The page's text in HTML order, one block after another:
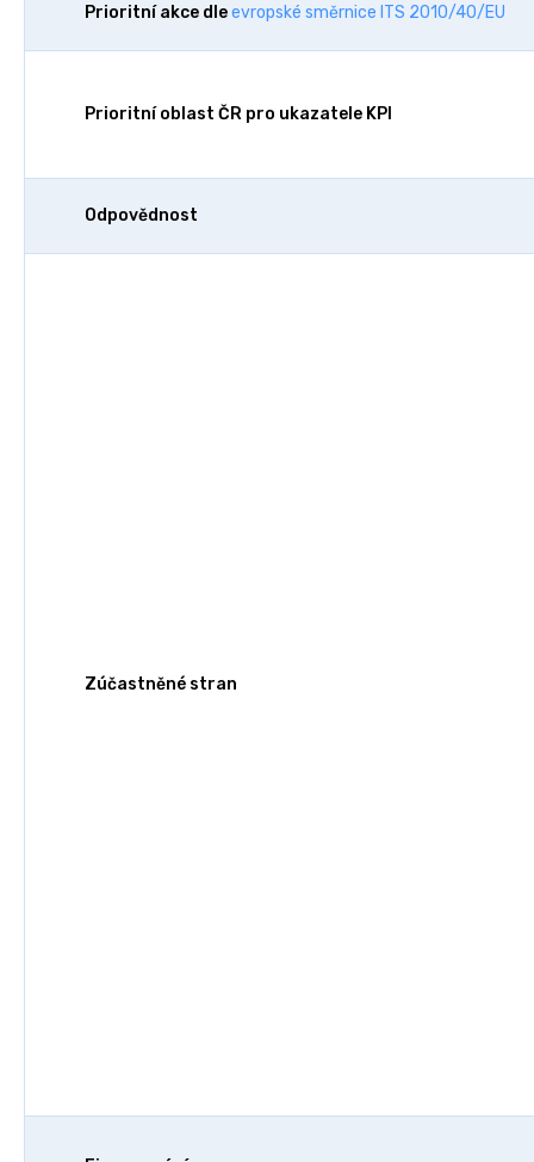
Prioritní akce dleevropské směrnice ITS 2010/40/EU
Prioritní oblast ČR pro ukazatele KPI
Odpovědnost
Zúčastněné stran